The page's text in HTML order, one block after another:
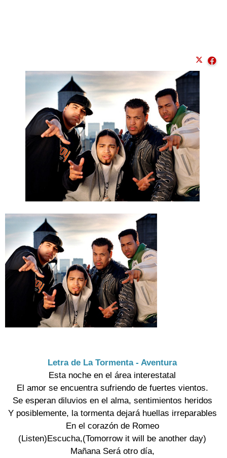
Letra de La Tormenta - Aventura
Esta noche en el área interestatal
El amor se encuentra sufriendo de fuertes vientos.
Se esperan diluvios en el alma, sentimientos heridos
Y posiblemente, la tormenta dejará huellas irreparables
En el corazón de Romeo
(Listen)Escucha,(Tomorrow it will be another day)
Mañana Será otro día,